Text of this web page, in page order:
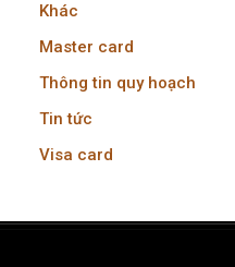
Khác
Master card
Thông tin quy hoạch
Tin tức
Visa card